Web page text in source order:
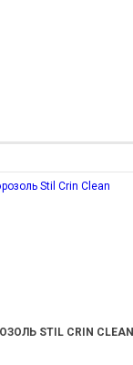
STIL CRIN CLEAN